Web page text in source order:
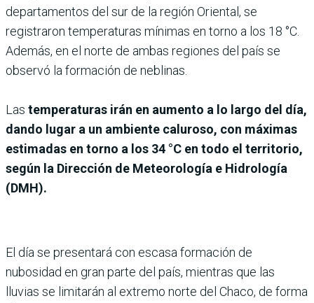
departamentos del sur de la región Oriental, se
registraron temperaturas mínimas en torno a los 18 °C.
Además, en el norte de ambas regiones del país se
observó la formación de neblinas.
Las temperaturas irán en aumento a lo largo del día,
dando lugar a un ambiente caluroso, con máximas
estimadas en torno a los 34 °C en todo el territorio,
según la Dirección de Meteorología e Hidrología
(DMH).
El día se presentará con escasa formación de
nubosidad en gran parte del país, mientras que las
lluvias se limitarán al extremo norte del Chaco, de forma